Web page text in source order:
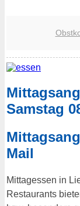
Samstag
Mail
Mittagessen in
Restaurants